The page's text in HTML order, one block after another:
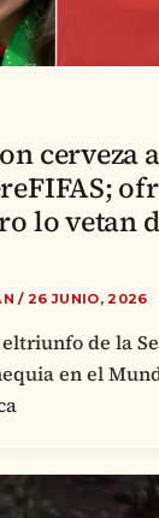
cerveza
lo vetan
/ 26 JUNIO, 2026
de la
en el